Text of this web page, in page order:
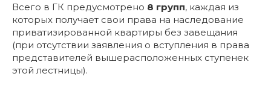
Всего в ГК предусмотрено 8 групп, каждая из
которых получает свои права на наследование
приватизированной квартиры без завещания
(при отсутствии заявления о вступления в права
представителей вышерасположенных ступенек
этой лестницы).